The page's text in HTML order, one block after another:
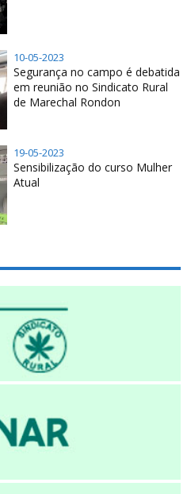
10-05-2023
Segurança no campo é debatida
em reunião no Sindicato Rural
de Marechal Rondon
19-05-2023
Sensibilização do curso Mulher
Atual